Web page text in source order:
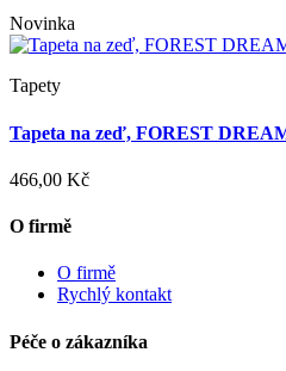
Novinka
Tapety
Tapeta na zeď, FOREST
466,00 Kč
O firmě
O firmě
Rychlý kontakt
Péče o zákazníka